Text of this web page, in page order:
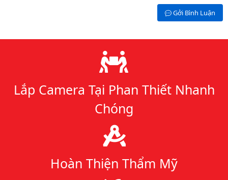
Gởi Bình Luận
Lý do chọn chúng tôi
Lắp Camera Tại Phan Thiết Nhanh
Chóng
Hoàn Thiện Thẩm Mỹ